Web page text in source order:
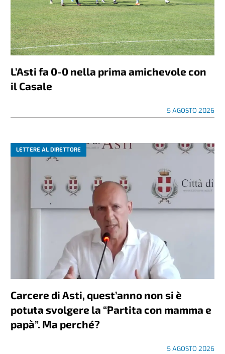
L’Asti fa 0-0 nella prima amichevole con
il Casale
5 AGOSTO 2026
LETTERE AL DIRETTORE
Carcere di Asti, quest’anno non si è
potuta svolgere la “Partita con mamma e
papà”. Ma perché?
5 AGOSTO 2026